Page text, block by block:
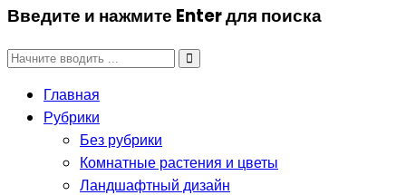
Введите и нажмите Enter для поиска
Главная
Рубрики
Без рубрики
Комнатные растения и цветы
Ландшафтный дизайн